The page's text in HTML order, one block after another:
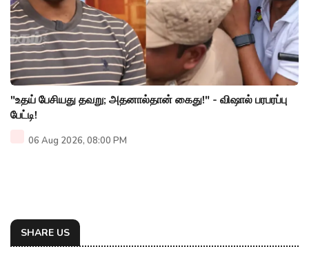
"உதய் பேசியது தவறு; அதனால்தான் கைது!" - விஷால் பரபரப்பு
பேட்டி!
06 Aug 2026, 08:00 PM
SHARE US